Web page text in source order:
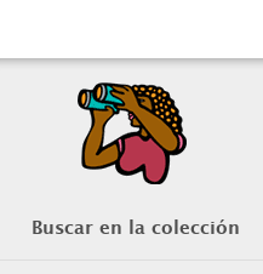
Buscar en la colección